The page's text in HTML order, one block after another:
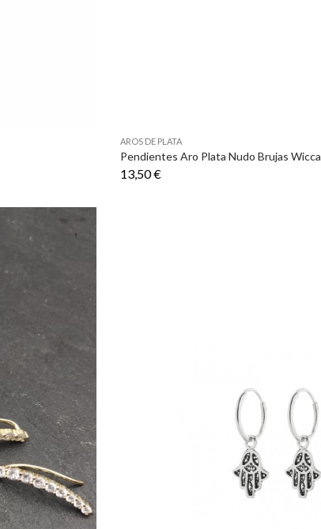
AROS DE PLATA
Pendientes Aro Plata Nudo Brujas Wicca
13,50 €